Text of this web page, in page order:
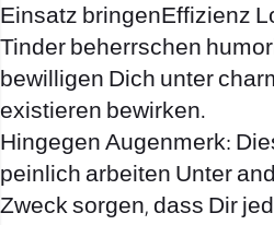
Einsatz bringenEffizienz
Tinder beherrschen
bewilligen Dich unter
existieren bewirken.
Hingegen Augenmerk:
peinlich arbeiten Unter
Zweck sorgen, dass Dir